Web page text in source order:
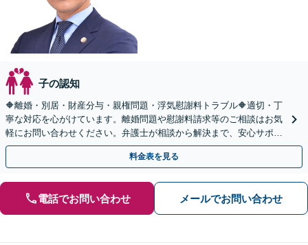
子の認知
🔶離婚・別居・財産分与・親権問題・浮気慰謝料トラブル🔶適切・丁
寧な対応を心がけています。離婚問題や慰謝料請求等のご相談はお気
軽にお問い合わせください。弁護士が相談から解決まで、安心サポー
トいたします。◤完全予約制・初回法律相談無料◢
料金表を見る
電話でお問い合わせ メールでお問い合わせ